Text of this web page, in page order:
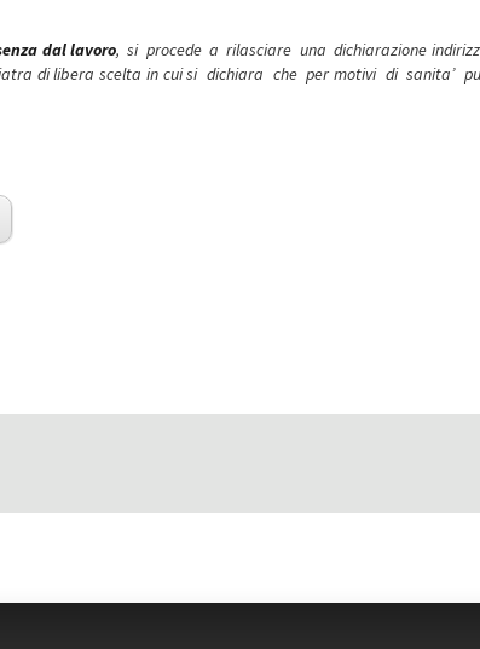
dal lavoro, si procede a rilasciare una dichiarazione
di libera scelta in cui si dichiara che per motivi di sanita’